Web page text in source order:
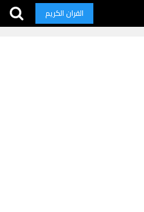
القران الكريم